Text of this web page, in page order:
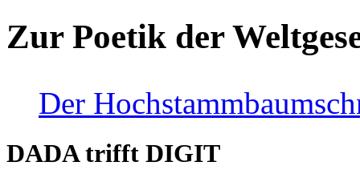
Zur Poetik der
Der
DADA trifft DIGIT